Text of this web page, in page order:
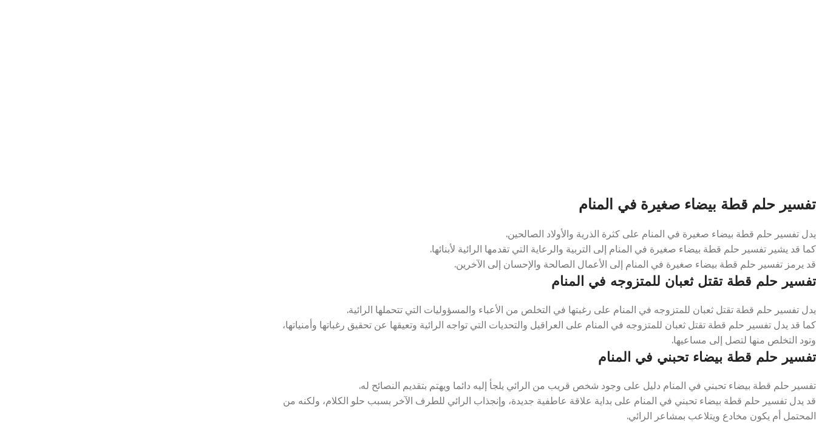
تفسير حلم قطة بيضاء صغيرة في المنام
يدل تفسير حلم قطة بيضاء صغيرة في المنام على كثرة الذرية والأولاد الصالحين.
كما قد يشير تفسير حلم قطة بيضاء صغيرة في المنام إلى التربية والرعاية التي تقدمها الرائية لأبنائها.
قد يرمز تفسير حلم قطة بيضاء صغيرة في المنام إلى الأعمال الصالحة والإحسان إلى الآخرين.
تفسير حلم قطة تقتل ثعبان للمتزوجه في المنام
يدل تفسير حلم قطة تقتل ثعبان للمتزوجه في المنام على رغبتها في التخلص من الأعباء والمسؤوليات التي تتحملها الرائية.
كما قد يدل تفسير حلم قطة تقتل ثعبان للمتزوجه في المنام على العراقيل والتحديات التي تواجه الرائية وتعيقها عن تحقيق رغباتها وأمنياتها،
وتود التخلص منها لتصل إلى مساعيها.
تفسير حلم قطة بيضاء تحبني في المنام
تفسير حلم قطة بيضاء تحبني في المنام دليل على وجود شخص قريب من الرائي يلجأ إليه دائما ويهتم بتقديم النصائح له.
قد يدل تفسير حلم قطة بيضاء تحبني في المنام على بداية علاقة عاطفية جديدة، وإنجذاب الرائي للطرف الآخر بسبب حلو الكلام، ولكنه من
المحتمل أم يكون مخادع ويتلاعب بمشاعر الرائي.